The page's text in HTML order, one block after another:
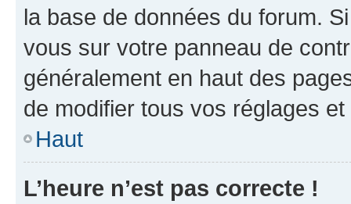
la base de données du forum.
vous sur votre panneau de
généralement en haut des
de modifier tous vos réglages
Haut
L’heure n’est pas correcte !